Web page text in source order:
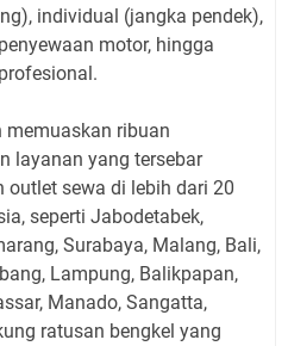
individual (jangka pendek),
motor, hingga
memuaskan ribuan
layanan yang tersebar
sewa di lebih dari 20
seperti Jabodetabek,
Surabaya, Malang, Bali,
Lampung, Balikpapan,
Manado, Sangatta,
ratusan bengkel yang